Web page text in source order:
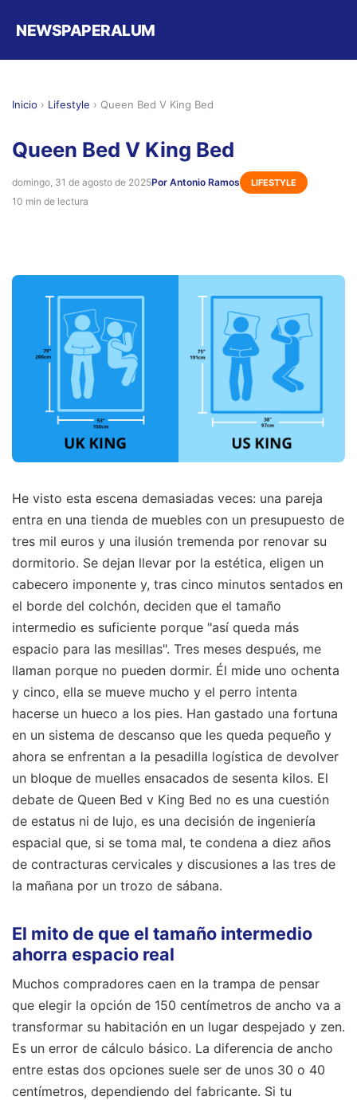
NEWSPAPERALUM
Inicio › Lifestyle › Queen Bed V King Bed
Queen Bed V King Bed
domingo, 31 de agosto de 2025Por Antonio Ramos LIFESTYLE
10 min de lectura
He visto esta escena demasiadas veces: una pareja
entra en una tienda de muebles con un presupuesto de
tres mil euros y una ilusión tremenda por renovar su
dormitorio. Se dejan llevar por la estética, eligen un
cabecero imponente y, tras cinco minutos sentados en
el borde del colchón, deciden que el tamaño
intermedio es suficiente porque "así queda más
espacio para las mesillas". Tres meses después, me
llaman porque no pueden dormir. Él mide uno ochenta
y cinco, ella se mueve mucho y el perro intenta
hacerse un hueco a los pies. Han gastado una fortuna
en un sistema de descanso que les queda pequeño y
ahora se enfrentan a la pesadilla logística de devolver
un bloque de muelles ensacados de sesenta kilos. El
debate de Queen Bed v King Bed no es una cuestión
de estatus ni de lujo, es una decisión de ingeniería
espacial que, si se toma mal, te condena a diez años
de contracturas cervicales y discusiones a las tres de
la mañana por un trozo de sábana.
El mito de que el tamaño intermedio
ahorra espacio real
Muchos compradores caen en la trampa de pensar
que elegir la opción de 150 centímetros de ancho va a
transformar su habitación en un lugar despejado y zen.
Es un error de cálculo básico. La diferencia de ancho
entre estas dos opciones suele ser de unos 30 o 40
centímetros, dependiendo del fabricante. Si tu